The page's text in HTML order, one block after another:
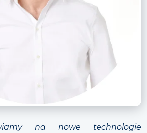
na nowe technologie